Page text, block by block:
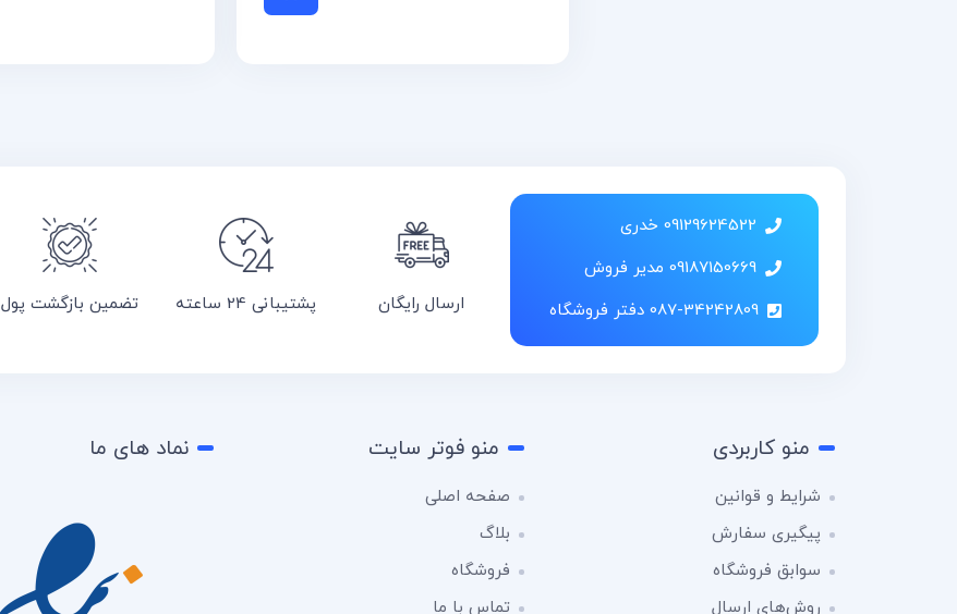
09129624522 خدری
09187150669 مدیر فروش
087-34242809 دفتر فروشگاه
ارسال رایگان پشتیبانی 24 ساعته تضمین بازگشت پول
منو کاربردی
شرایط و قوانین
پیگیری سفارش
سوابق فروشگاه
روش‌های ارسال
منو فوتر سایت
صفحه اصلی
بلاگ
فروشگاه
تماس با ما
نماد های ما